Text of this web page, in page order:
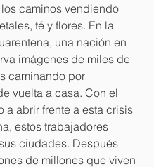
caminos vendiendo
té y flores. En la
una nación en
imágenes de miles de
caminando por
vuelta a casa. Con el
a abrir frente a esta crisis
estos trabajadores
ciudades. Después
de millones que viven